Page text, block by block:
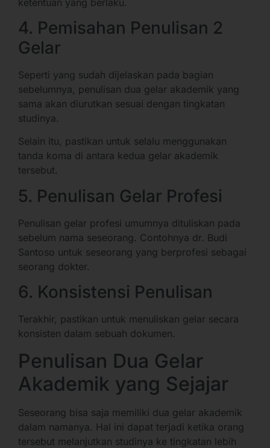
4. Pemisahan Penulisan 2
Gelar
Seperti yang sudah dijelaskan pada bagian
sebelumnya, penulisan dua gelar akademik yang
sama akan diurutkan sesuai dengan tingkatan
studinya.
Selain itu, pastikan untuk selalu menggunakan
tanda koma di antara kedua gelar akademik
tersebut.
5. Penulisan Gelar Profesi
Penulisan gelar profesi umumnya dituliskan pada
sebelum nama seseorang. Contohnya dr. Budi
Santoso untuk seseorang yang berprofesi sebagai
seorang dokter.
6. Konsistensi Penulisan
Terakhir, pastikan untuk menuliskan gelar secara
konsisten dalam sebuah dokumen.
Penulisan Dua Gelar
Akademik yang Sejajar
Seseorang bisa saja memiliki dua gelar akademik
dalam namanya. Hal ini dapat terjadi ketika orang
tersebut melanjutkan studinya ke tingkatan lebih